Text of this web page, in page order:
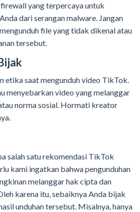
yang terpercaya untuk
dari serangan malware. Jangan
file yang tidak dikenal atau
tersebut.
etika saat mengunduh video TikTok.
menyebarkan video yang melanggar
norma sosial. Hormati kreator
salah satu rekomendasi TikTok
kami ingatkan bahwa pengunduhan
melanggar hak cipta dan
karena itu, sebaiknya Anda bijak
unduhan tersebut. Misalnya, hanya